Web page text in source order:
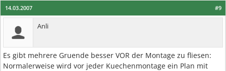
#9
14.03.2007
Anli
Es gibt mehrere Gruende besser VOR der Montage zu fliesen:
Normalerweise wird vor jeder Kuechenmontage ein Plan mit